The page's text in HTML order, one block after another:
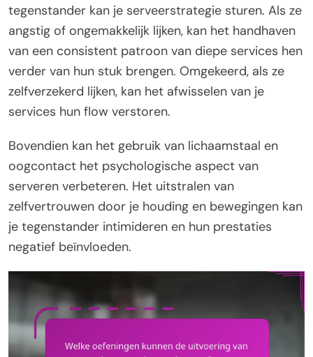
tegenstander kan je serveerstrategie sturen. Als ze
angstig of ongemakkelijk lijken, kan het handhaven
van een consistent patroon van diepe services hen
verder van hun stuk brengen. Omgekeerd, als ze
zelfverzekerd lijken, kan het afwisselen van je
services hun flow verstoren.
Bovendien kan het gebruik van lichaamstaal en
oogcontact het psychologische aspect van
serveren verbeteren. Het uitstralen van
zelfvertrouwen door je houding en bewegingen kan
je tegenstander intimideren en hun prestaties
negatief beïnvloeden.